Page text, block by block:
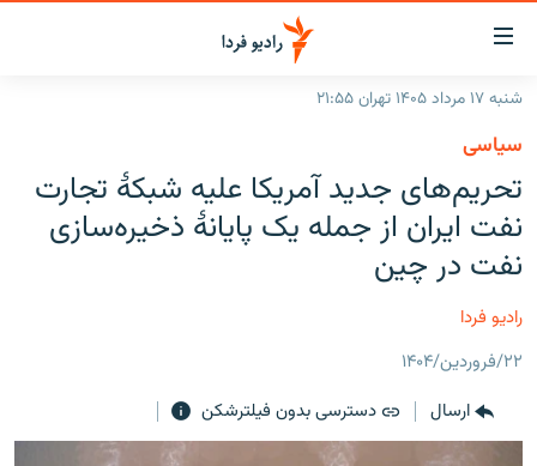
لینک‌های
قابلیت
دسترسی
بازگشت
منوی
اصلی
رفتن
صفحه
جستجو
جهان
رادیو
گزارش‌های ویدئویی
English
شنبه ۱۷ مرداد ۱۴۰۵ تهران ۲۱:۵۵
سیاسی
تحریم‌های جدید آمریکا علیه شبکهٔ تجارت
نفت ایران از جمله یک پایانهٔ ذخیره‌سازی
نفت در چین
رادیو فردا
۲۲/فروردین/۱۴۰۴
ارسال
دسترسی بدون فیلترشکن